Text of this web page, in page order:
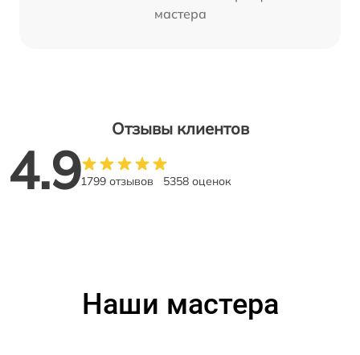
мастера
Отзывы клиентов
4.91799 отзывов 5358 оценок
Наши мастера